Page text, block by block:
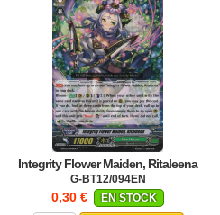
Integrity Flower Maiden, Ritaleena
G-BT12/094EN
0,30 €
EN STOCK